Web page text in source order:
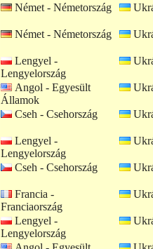
Német - Németország
Német - Németország
Lengyel -
Lengyelország
Angol - Egyesült
Államok
Cseh - Csehország
Lengyel -
Lengyelország
Cseh - Csehország
Francia -
Franciaország
Lengyel -
Lengyelország